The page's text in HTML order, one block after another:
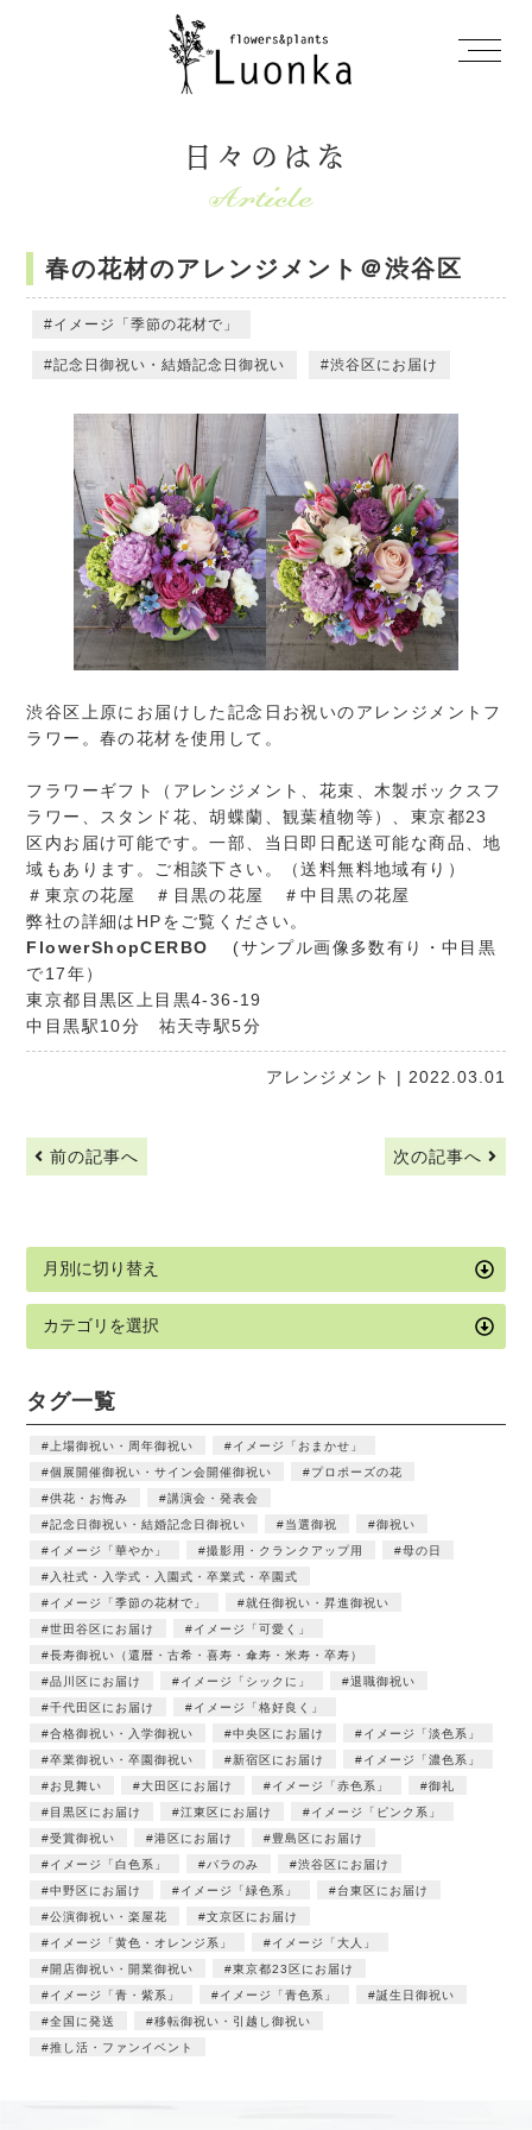
日々のはな
春の花材のアレンジメント＠渋谷区
イメージ「季節の花材で」
記念日御祝い・結婚記念日御祝い 渋谷区にお届け
渋谷区上原にお届けした記念日お祝いのアレンジメントフ
ラワー。春の花材を使用して。
フラワーギフト（アレンジメント、花束、木製ボックスフ
ラワー、スタンド花、胡蝶蘭、観葉植物等）、東京都23
区内お届け可能です。一部、当日即日配送可能な商品、地
域もあります。ご相談下さい。（送料無料地域有り）
＃東京の花屋 ＃目黒の花屋 ＃中目黒の花屋
弊社の詳細はHPをご覧ください。
FlowerShopCERBO
(サンプル画像多数有り・中目黒
で17年）
東京都目黒区上目黒4-36-19
中目黒駅10分 祐天寺駅5分
アレンジメント | 2022.03.01
前の記事へ 次の記事へ
タグ一覧
上場御祝い・周年御祝い
イメージ「おまかせ」
個展開催御祝い・サイン会開催御祝い
プロポーズの花
供花・お悔み
講演会・発表会
記念日御祝い・結婚記念日御祝い
当選御祝
御祝い
イメージ「華やか」
撮影用・クランクアップ用
母の日
入社式・入学式・入園式・卒業式・卒園式
イメージ「季節の花材で」
就任御祝い・昇進御祝い
世田谷区にお届け
イメージ「可愛く」
長寿御祝い（還暦・古希・喜寿・傘寿・米寿・卒寿）
品川区にお届け
イメージ「シックに」
退職御祝い
千代田区にお届け
イメージ「格好良く」
合格御祝い・入学御祝い
中央区にお届け
イメージ「淡色系」
卒業御祝い・卒園御祝い
新宿区にお届け
イメージ「濃色系」
お見舞い
大田区にお届け イメージ「赤色系」
御礼
目黒区にお届け
江東区にお届け
イメージ「ピンク系」
受賞御祝い
港区にお届け
豊島区にお届け
イメージ「白色系」
バラのみ
渋谷区にお届け
中野区にお届け
イメージ「緑色系」
台東区にお届け
公演御祝い・楽屋花
文京区にお届け
イメージ「黄色・オレンジ系」
イメージ「大人」
開店御祝い・開業御祝い
東京都23区にお届け
イメージ「青・紫系」
イメージ「青色系」
誕生日御祝い
全国に発送
移転御祝い・引越し御祝い
推し活・ファンイベント